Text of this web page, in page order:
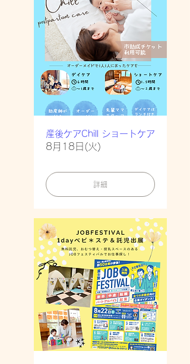
産後ケアChill ショートケア
8月18日(火)
詳細